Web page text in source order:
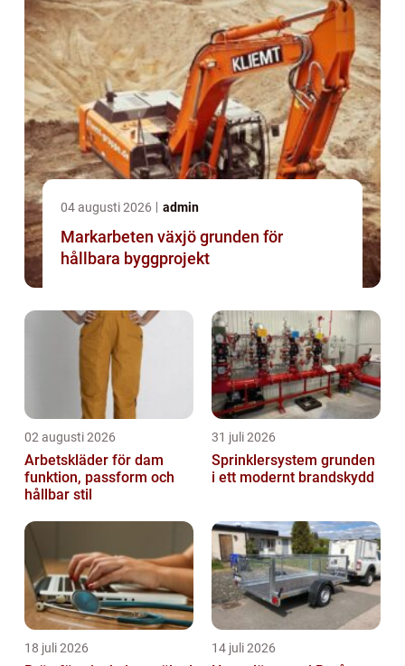
04 augusti 2026 admin
Markarbeten växjö grunden för
hållbara byggprojekt
02 augusti 2026
Arbetskläder för dam
funktion, passform och
hållbar stil
31 juli 2026
Sprinklersystem grunden
i ett modernt brandskydd
18 juli 2026 14 juli 2026